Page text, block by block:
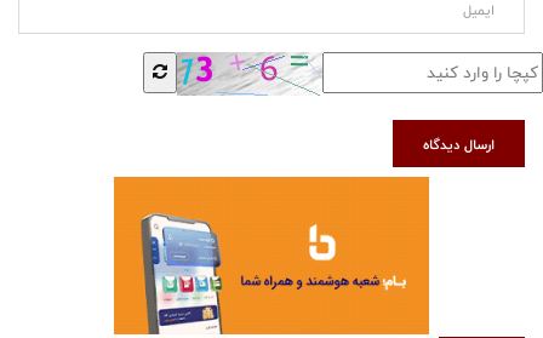
ارسال دیدگاه